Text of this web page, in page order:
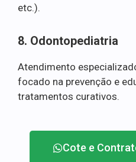
etc.).
8. Odontopediatria
Atendimento
focado na prevenção e
tratamentos curativos.
Cote e